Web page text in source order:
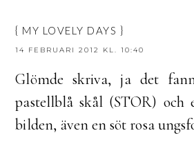
{ MY LOVELY DAYS }
14 FEBRUARI 2012 KL. 10:40
Glömde skriva, ja det
pastellblå skål (STOR) och
bilden, även en söt rosa